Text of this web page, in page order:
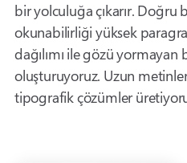
bir yolculuğa çıkarır. Doğru
okunabilirliği yüksek
dağılımı ile gözü yormayan
oluşturuyoruz. Uzun
tipografik çözümler